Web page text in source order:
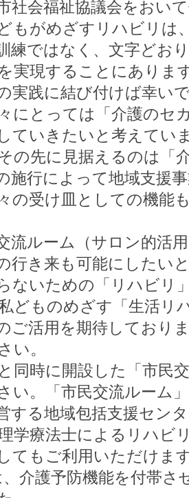
社会福祉協議会をおい
もがめざすリハビリは
練ではなく、文字どお
実現することにありま
実践に結び付けば幸い
にとっては「介護のセ
ていきたいと考えてい
の先に見据えるのは「
施行によって地域支援
の受け皿としての機能
流ルーム（サロン的活
行き来も可能にしたい
ないための「リハビリ
どものめざす「生活リ
ご活用を期待しており
い。
同時に開設した「市民
い。「市民交流ルーム
する地域包括支援セン
学療法士によるリハビ
てもご利用いただけま
介護予防機能を付帯さ